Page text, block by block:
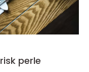
perle